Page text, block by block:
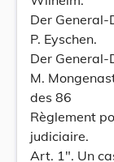
Der General-
P. Eyschen.
Der General-
M.
des 86
Règlement
judiciaire.
Art. 1". Un